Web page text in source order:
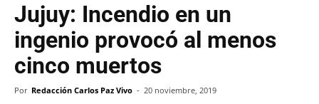
Jujuy: Incendio en un
ingenio provocó al menos
cinco muertos
Por Redacción Carlos Paz Vivo - 20 noviembre, 2019